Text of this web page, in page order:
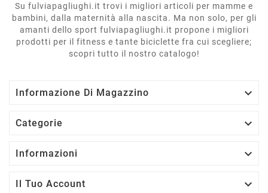
Su fulviapagliughi.it trovi i migliori articoli per mamme e
bambini, dalla maternità alla nascita. Ma non solo, per gli
amanti dello sport fulviapagliughi.it propone i migliori
prodotti per il fitness e tante biciclette fra cui scegliere;
scopri tutto il nostro catalogo!
Informazione Di Magazzino 
Categorie 
Informazioni 
Il Tuo Account 